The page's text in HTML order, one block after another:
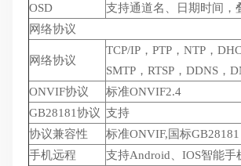
OSD
支持通道名、日期时间，
网络协议
网络协议
TCP/IP，PTP，NTP，
SMTP，RTSP，DDNS，
ONVIF协议
标准ONVIF2.4
GB28181协议 支持
协议兼容性
标准ONVIF,国标GB28181
手机远程
支持Android、IOS智能手